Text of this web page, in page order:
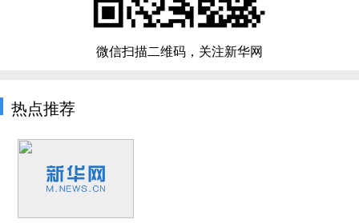
微信扫描二维码，关注新华网
热点推荐